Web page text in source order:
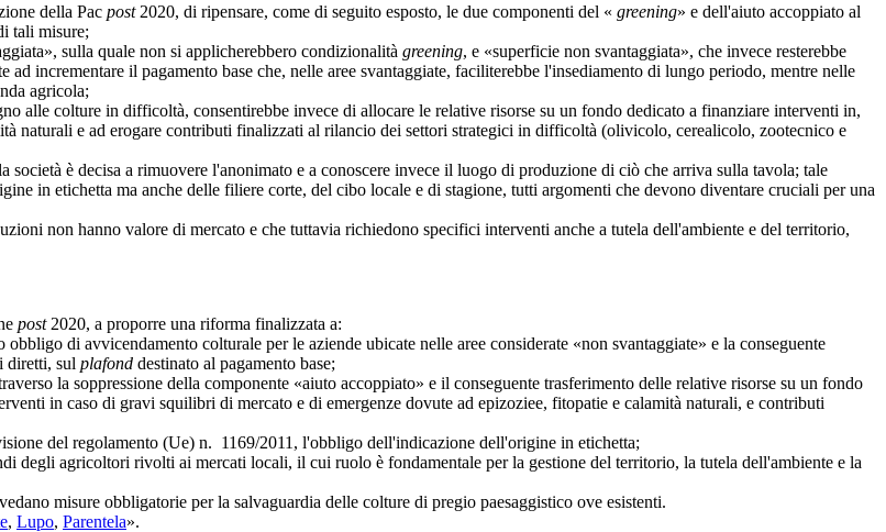
della Pac post2020, di ripensare, come di seguito esposto, le due componenti del « greening» e dell'aiuto accoppiato al
tali misure;
sulla quale non si applicherebbero condizionalità greening, e «superficie non svantaggiata», che invece resterebbe
incrementare il pagamento base che, nelle aree svantaggiate, faciliterebbe l'insediamento di lungo periodo, mentre nelle
agricola;
colture in difficoltà, consentirebbe invece di allocare le relative risorse su un fondo dedicato a finanziare interventi in,
naturali e ad erogare contributi finalizzati al rilancio dei settori strategici in difficoltà (olivicolo, cerealicolo, zootecnico e
è decisa a rimuovere l'anonimato e a conoscere invece il luogo di produzione di ciò che arriva sulla tavola; tale
in etichetta ma anche delle filiere corte, del cibo locale e di stagione, tutti argomenti che devono diventare cruciali per una
non hanno valore di mercato e che tuttavia richiedono specifici interventi anche a tutela dell'ambiente e del territorio,
post2020, a proporre una riforma finalizzata a:
di avvicendamento colturale per le aziende ubicate nelle aree considerate «non svantaggiate» e la conseguente
diretti, sul plafond destinato al pagamento base;
la soppressione della componente «aiuto accoppiato» e il conseguente trasferimento delle relative risorse su un fondo
in caso di gravi squilibri di mercato e di emergenze dovute ad epizoziee, fitopatie e calamità naturali, e contributi
del regolamento (Ue) n. 1169/2011, l'obbligo dell'indicazione dell'origine in etichetta;
degli agricoltori rivolti ai mercati locali, il cui ruolo è fondamentale per la gestione del territorio, la tutela dell'ambiente e la
misure obbligatorie per la salvaguardia delle colture di pregio paesaggistico ove esistenti.
, Lupo, Parentela».